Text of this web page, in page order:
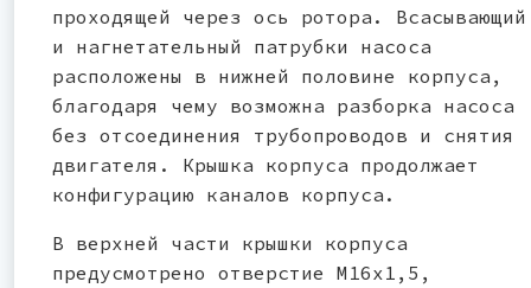
проходящей через ось ротора. Всасывающий
и нагнетательный патрубки насоса
расположены в нижней половине корпуса,
благодаря чему возможна разборка насоса
без отсоединения трубопроводов и снятия
двигателя. Крышка корпуса продолжает
конфигурацию каналов корпуса.
В верхней части крышки корпуса
предусмотрено отверстие М16х1,5,